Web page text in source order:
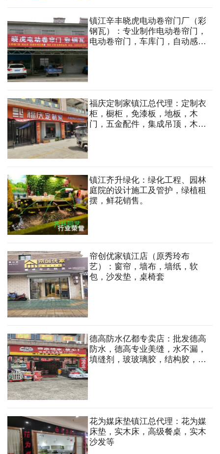
镇江辛丰晓虎电动卷帘门厂（彩
钢瓦）：专业制作电动卷帘门，
电动卷帘门，车库门，自动感应
福庆定制家镇江总代理：定制衣
柜，橱柜，免漆板，地板，木
门，五金配件，集成吊顶，木工
镇江齐升绿化：绿化工程、园林
庭院的设计施工及管护，绿植租
摆，鲜花销售。
帘创优家镇江店（原秀玲布
艺）：窗帘，墙布，墙纸，软
包，沙发垫，桌椅套
德高防水亿都专卖店：批发德高
防水，德高专业美缝，水不漏，
填缝剂，玻玻璃胶，结构胶，强
花为媒床垫镇江总代理：花为媒
床垫，实木床，高级餐桌，实木
沙发等